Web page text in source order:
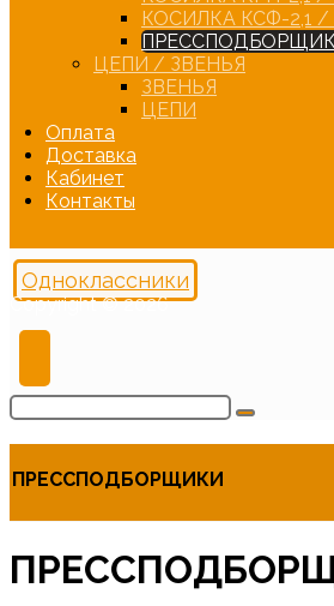
КОСИЛКА КСФ-2,1 /
ЦЕПИ / ЗВЕНЬЯ
ЗВЕНЬЯ
ЦЕПИ
Оплата
Доставка
Кабинет
Контакты
Одноклассники
Copyright © 2026
ПРЕССПОДБОРЩИКИ